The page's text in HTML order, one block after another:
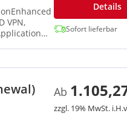
Details
Sofort lieferbar
Ab
zzgl. 19% MwSt.